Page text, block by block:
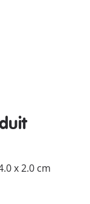
x 2.0 cm